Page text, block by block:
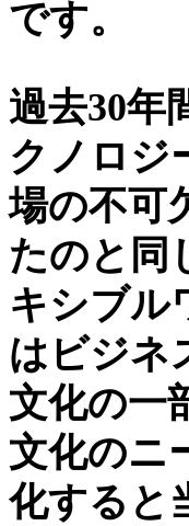
です。
過去30年
クノロジ
場の不可
たのと同
キシブル
はビジネ
文化の一
文化のニ
化すると